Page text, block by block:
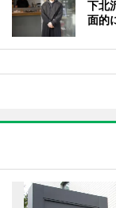
下北
面的